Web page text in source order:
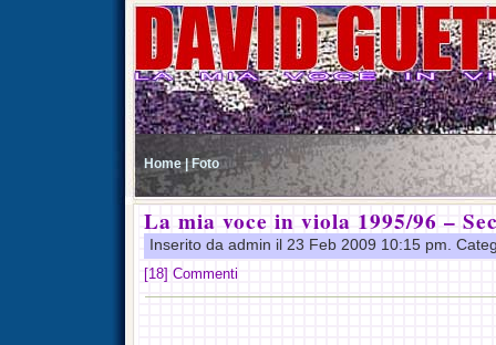
Home | Foto
La mia voce in viola 1995/96 –
Inserito da admin il 23 Feb 2009 10:15 pm.
[18] Commenti